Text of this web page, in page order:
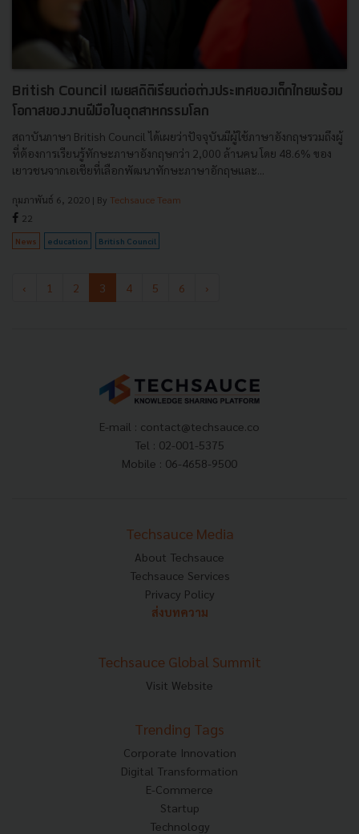
British Council เผยสถิติเรียนต่อต่างประเทศของเด็กไทยพร้อม
โอกาสของงานฝีมือในอุตสาหกรรมโลก
สถาบันภาษา British Council ได้เผยว่าปัจจุบันมีผู้ใช้ภาษาอังกฤษรวมถึงผู้
ที่ต้องการเรียนรู้ทักษะภาษาอังกฤษกว่า 2,000 ล้านคน โดย 48.6% ของ
เยาวชนจากเอเชียที่เลือกพัฒนาทักษะภาษาอักฤษและ...
กุมภาพันธ์ 6, 2020 | By Techsauce Team
22
News education British Council
‹ 1 2 3 4 5 6 ›
E-mail : contact@techsauce.co
Tel : 02-001-5375
Mobile : 06-4658-9500
Techsauce Media
About Techsauce
Techsauce Services
Privacy Policy
ส่งบทความ
Techsauce Global Summit
Visit Website
Trending Tags
Corporate Innovation
Digital Transformation
E-Commerce
Startup
Technology